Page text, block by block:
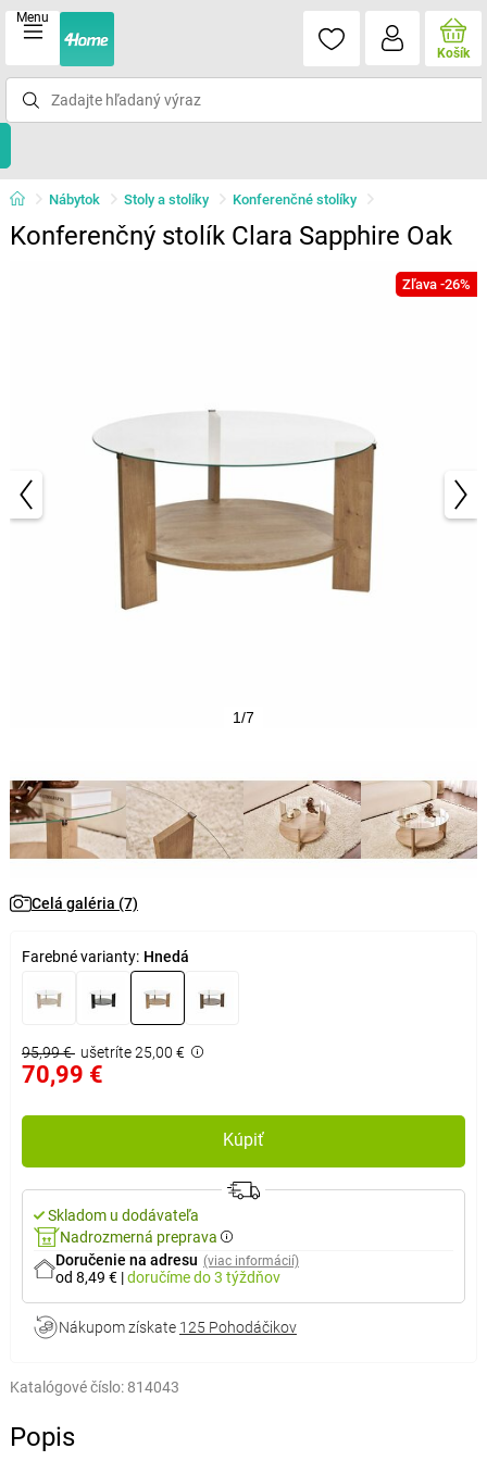
Menu
Košík
Nábytok Stoly a stolíky Konferenčné stolíky
Konferenčný stolík Clara Sapphire Oak
Zľava -26%
1/7
Celá galéria (7)
Farebné varianty: Hnedá
95,99 € ušetríte 25,00 €
70,99 €
Kúpiť
Skladom u dodávateľa
Nadrozmerná preprava
Doručenie na adresu (viac informácií)
od 8,49 € |doručímedo 3 týždňov
Nákupom získate 125 Pohodáčikov
Katalógové číslo: 814043
Popis